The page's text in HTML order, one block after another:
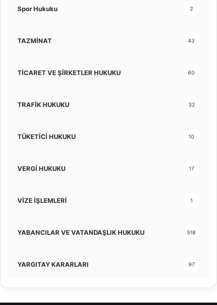
Spor Hukuku 2
TAZMİNAT 43
TİCARET VE ŞİRKETLER HUKUKU 60
TRAFİK HUKUKU 32
TÜKETİCİ HUKUKU 10
VERGİ HUKUKU 17
VİZE İŞLEMLERİ 1
YABANCILAR VE VATANDAŞLIK HUKUKU 518
YARGITAY KARARLARI 97